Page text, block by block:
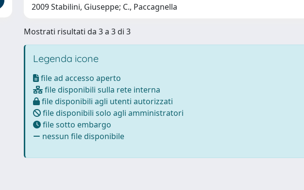
2009 Stabilini, Giuseppe; C., Paccagnella
Mostrati risultati da 3 a 3 di 3
Legenda icone
file ad accesso aperto
file disponibili sulla rete interna
file disponibili agli utenti autorizzati
file disponibili solo agli amministratori
file sotto embargo
nessun file disponibile